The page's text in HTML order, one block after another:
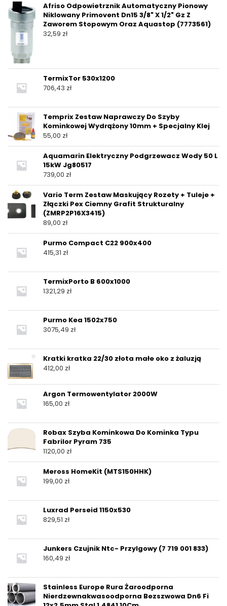
Afriso Odpowietrznik Automatyczny Pionowy
Niklowany Primovent Dn15 3/8" X 1/2" Gz Z
Zaworem Stopowym Oraz Aquastop (7773561)
32,59 zł
TermixTor 530x1200
706,43 zł
Temprix Zestaw Naprawczy Do Szyby
Kominkowej Wydrążony 10mm + Specjalny Klej
55,00 zł
Aquamarin Elektryczny Podgrzewacz Wody 50 L
15kW Jg80517
739,00 zł
Vario Term Zestaw Maskujący Rozety + Tuleje +
Złączki Pex Ciemny Grafit Strukturalny
(ZMRP2P16X3415)
89,00 zł
Purmo Compact C22 900x400
415,31 zł
TermixPorto B 600x1000
1321,29 zł
Purmo Kea 1502x750
3075,49 zł
Kratki kratka 22/30 złota małe oko z żaluzją
412,00 zł
Argon Termowentylator 2000W
165,00 zł
Robax Szyba Kominkowa Do Kominka Typu
Fabrilor Pyram 735
1120,00 zł
Meross HomeKit (MTS150HHK)
199,00 zł
Luxrad Perseid 1150x530
829,51 zł
Junkers Czujnik Ntc- Przylgowy (7 719 001 833)
160,49 zł
Stainless Europe Rura Żaroodporna
Nierdzewnakwasoodporna Bezszwowa Dn6 Fi